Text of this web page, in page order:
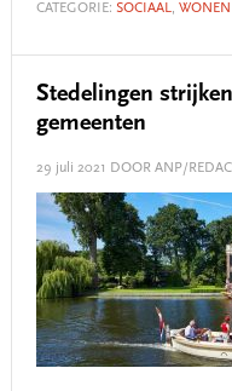
CATEGORIE: SOCIAAL, WONEN
Stedelingen
gemeenten
29 juli 2021 DOOR ANP/